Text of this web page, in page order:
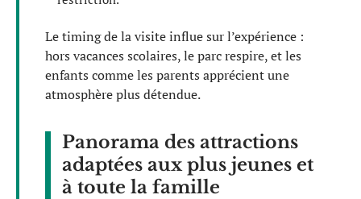
Le timing de la visite influe sur l’expérience :
hors vacances scolaires, le parc respire, et les
enfants comme les parents apprécient une
atmosphère plus détendue.
Panorama des attractions
adaptées aux plus jeunes et
à toute la famille